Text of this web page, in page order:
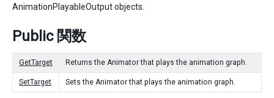
AnimationPlayableOutput objects.
Public 関数
GetTarget Returns the Animator that plays the animation graph.
SetTarget Sets the Animator that plays the animation graph.